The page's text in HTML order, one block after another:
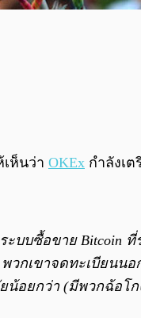
ห็นว่า OKEx กำลังเ
ะบบซื้อขาย Bitcoin
กเขาจดทะเบียนน
อยกว่า (มีพวกฉ้อโก